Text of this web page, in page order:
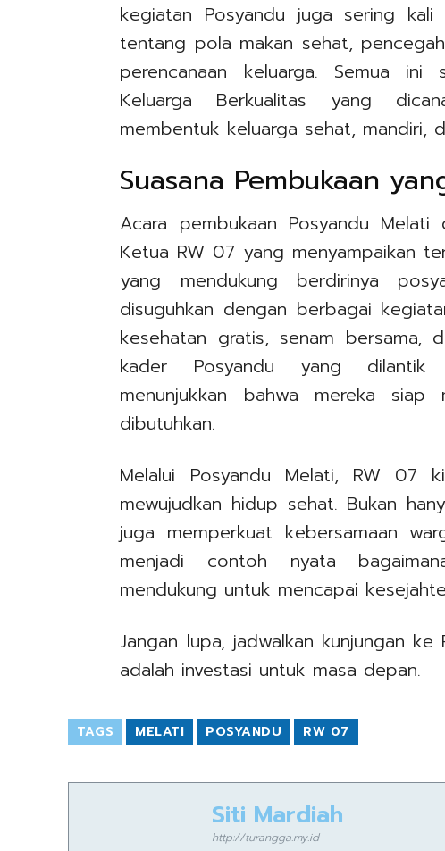
kegiatan Posyandu juga sering kali
tentang pola makan sehat,
perencanaan keluarga. Semua ini
Keluarga Berkualitas yang
membentuk keluarga sehat, mandiri,
Suasana Pembukaan
Acara pembukaan Posyandu
Ketua RW 07 yang menyampaikan
yang mendukung berdirinya
disuguhkan dengan berbagai
kesehatan gratis, senam bersama,
kader Posyandu yang dilantik
menunjukkan bahwa mereka
dibutuhkan.
Melalui Posyandu Melati, RW 07
mewujudkan hidup sehat. Bukan
juga memperkuat kebersamaan
menjadi contoh nyata
mendukung untuk mencapai
Jangan lupa, jadwalkan kunjungan
adalah investasi untuk masa depan.
TAGS MELATI POSYANDU RW 07
Siti Mardiah
http://turangga.my.id